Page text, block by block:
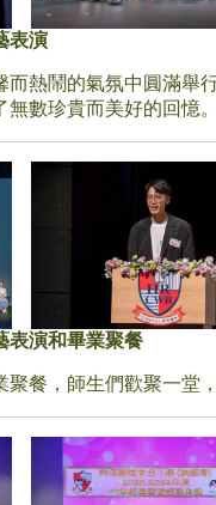
表演
而熱鬧的氣氛中圓滿
無數珍貴而美好的回憶
表演和畢業聚餐
聚餐，師生們歡聚一